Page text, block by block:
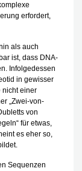
erfordert,
als auch
ist, dass DNA-
Infolgedessen
in gewisser
nicht einer
„Zwei-von-
von
für etwas,
es eher so,
Sequenzen